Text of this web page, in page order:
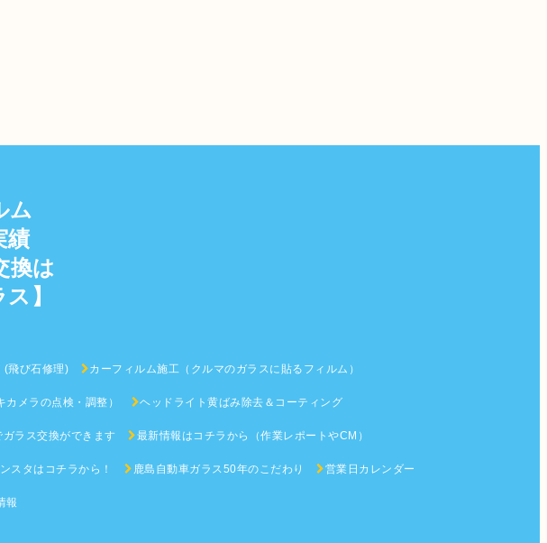
ム
績
換は
】
(飛び石修理) カーフィルム施工（クルマのガラスに貼るフィルム）
メラの点検・調整） ヘッドライト黄ばみ除去＆コーティング
ラス交換ができます 最新情報はコチラから（作業レポートやCM）
スタはコチラから！ 鹿島自動車ガラス50年のこだわり 営業日カレンダー
報